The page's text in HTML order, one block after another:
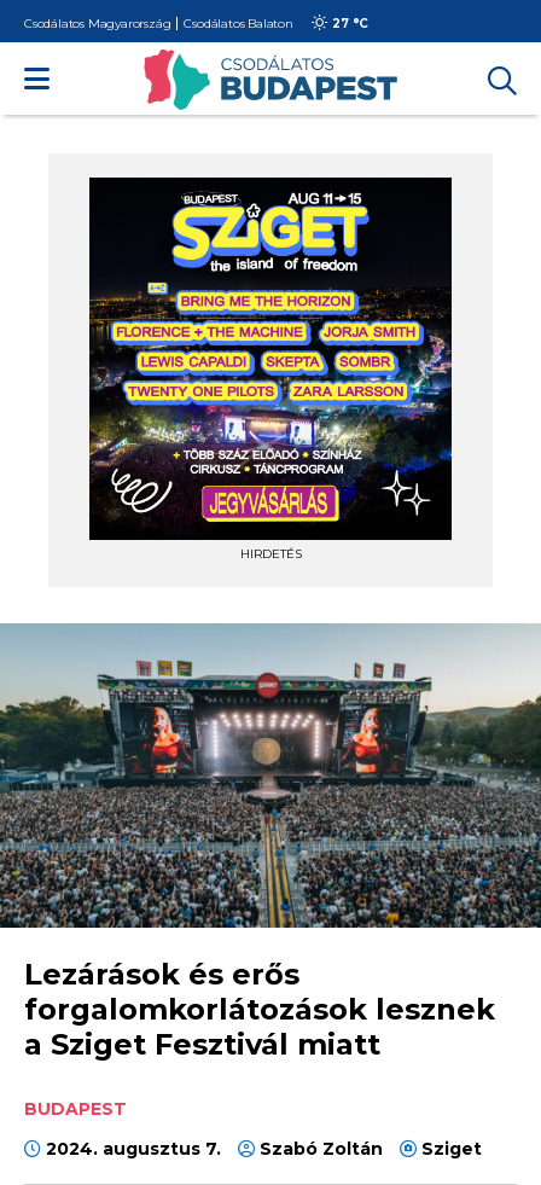
Csodálatos Magyarország Csodálatos Balaton 27 °C
HIRDETÉS
Lezárások és erős
forgalomkorlátozások lesznek
a Sziget Fesztivál miatt
BUDAPEST
2024. augusztus 7.
Szabó Zoltán Sziget